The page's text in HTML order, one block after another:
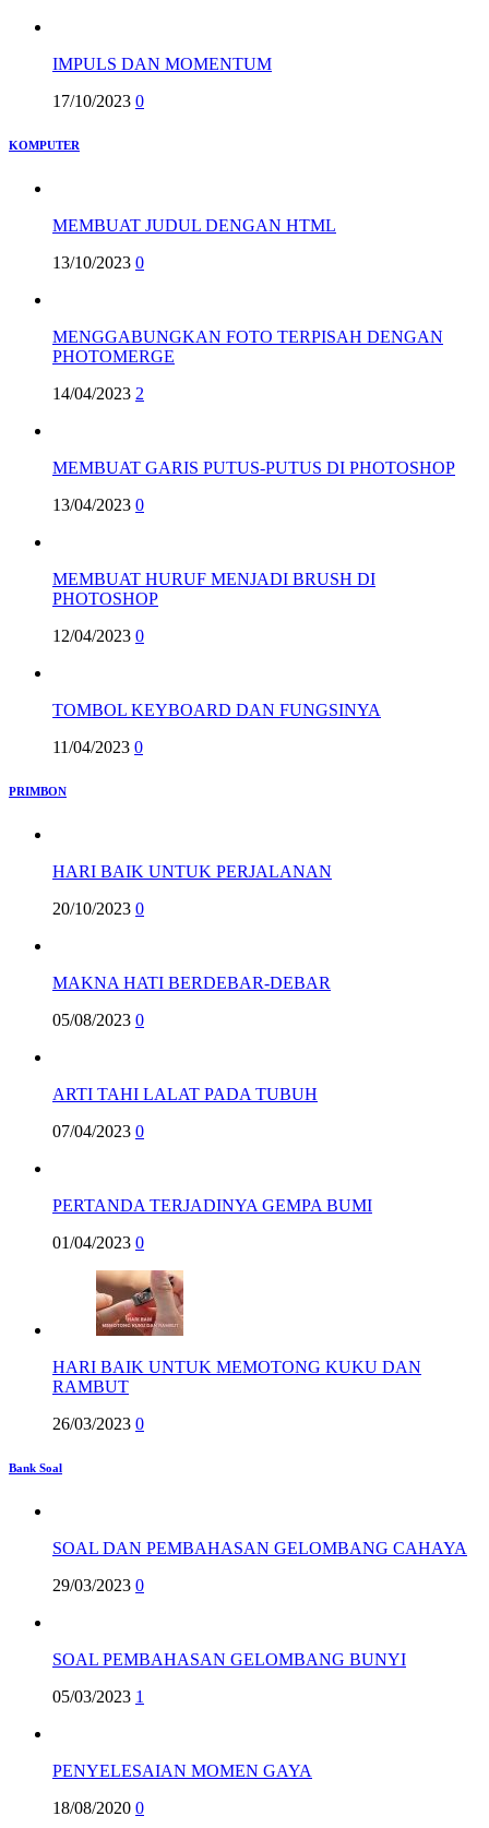
IMPULS DAN MOMENTUM
17/10/2023 0
KOMPUTER
MEMBUAT JUDUL DENGAN HTML
13/10/2023 0
MENGGABUNGKAN FOTO TERPISAH DENGAN
PHOTOMERGE
14/04/2023 2
MEMBUAT GARIS PUTUS-PUTUS DI PHOTOSHOP
13/04/2023 0
MEMBUAT HURUF MENJADI BRUSH DI
PHOTOSHOP
12/04/2023 0
TOMBOL KEYBOARD DAN FUNGSINYA
11/04/2023 0
PRIMBON
HARI BAIK UNTUK PERJALANAN
20/10/2023 0
MAKNA HATI BERDEBAR-DEBAR
05/08/2023 0
ARTI TAHI LALAT PADA TUBUH
07/04/2023 0
PERTANDA TERJADINYA GEMPA BUMI
01/04/2023 0
HARI BAIK UNTUK MEMOTONG KUKU DAN
RAMBUT
26/03/2023 0
Bank Soal
SOAL DAN PEMBAHASAN GELOMBANG CAHAYA
29/03/2023 0
SOAL PEMBAHASAN GELOMBANG BUNYI
05/03/2023 1
PENYELESAIAN MOMEN GAYA
18/08/2020 0